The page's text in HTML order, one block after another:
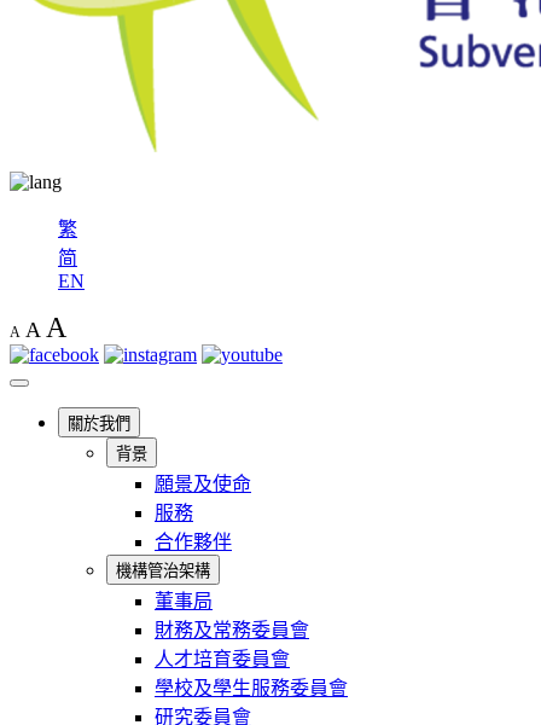
繁
简
EN
A A A
關於我們
背景
願景及使命
服務
合作夥伴
機構管治架構
董事局
財務及常務委員會
人才培育委員會
學校及學生服務委員會
研究委員會